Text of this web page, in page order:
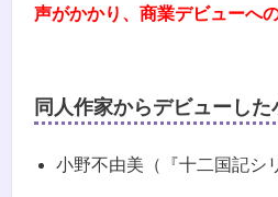
声がかかり、商業デビューへ
同人作家からデビューした
小野不由美（『十二国記シ